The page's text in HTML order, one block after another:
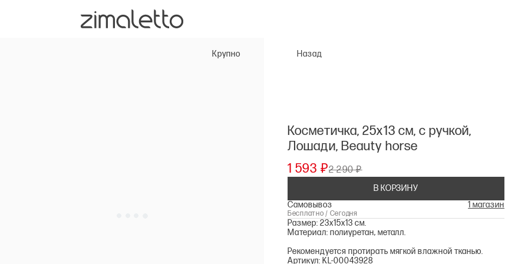
Крупно Назад
Косметичка, 25х13 см, с ручкой,
Лошади, Beauty horse
1 593 ₽2 290 ₽
В КОРЗИНУ
Самовывоз
1 магазин
Бесплатно / Сегодня
Размер: 23х15х13 см.
Материал: полиуретан, металл.
Рекомендуется протирать мягкой влажной тканью.
Артикул: KL-00043928